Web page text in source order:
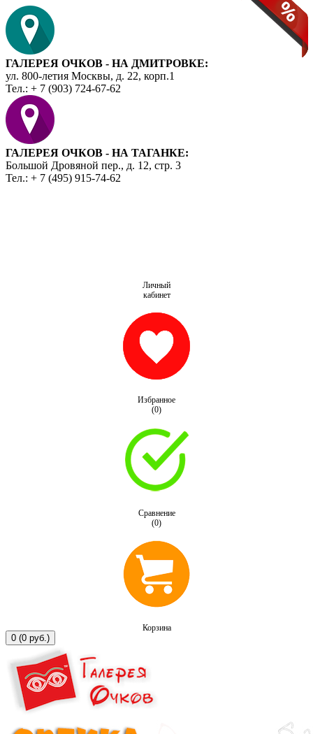
ГАЛЕРЕЯ ОЧКОВ - НА ДМИТРОВКЕ:
ул. 800-летия Москвы, д. 22, корп.1
Тел.: + 7 (903) 724-67-62
ГАЛЕРЕЯ ОЧКОВ - НА ТАГАНКЕ:
Большой Дровяной пер., д. 12, стр. 3
Тел.: + 7 (495) 915-74-62
Личный
кабинет
Избранное
(0)
Сравнение
(0)
Корзина
0 (0 руб.)